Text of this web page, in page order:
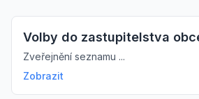
Volby do zastupitelstva
Zveřejnění seznamu ...
Zobrazit